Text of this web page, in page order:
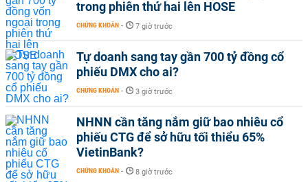
trong phiên thứ hai lên HOSE
CHỨNG KHOÁN - 7 giờ trước
Tự doanh sang tay gần 700 tỷ đồng cổ
phiếu DMX cho ai?
CHỨNG KHOÁN - 3 giờ trước
NHNN cần tăng nắm giữ bao nhiêu cổ
phiếu CTG để sở hữu tối thiểu 65%
VietinBank?
CHỨNG KHOÁN - 8 giờ trước